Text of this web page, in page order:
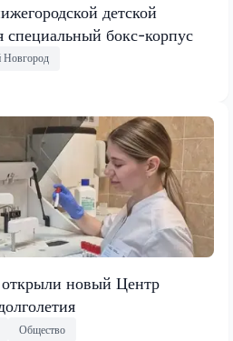
детской
специальный бокс-корпус
новый Центр
Общество